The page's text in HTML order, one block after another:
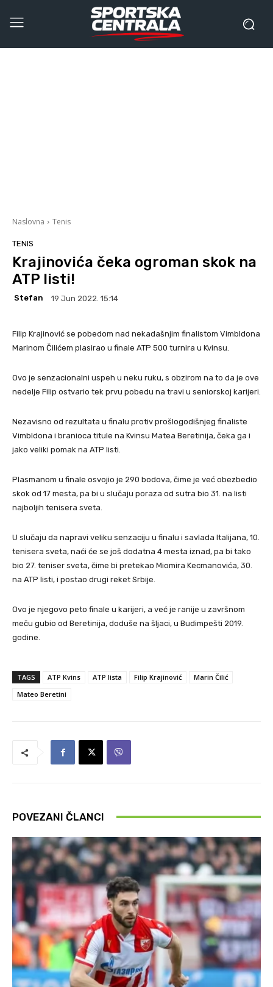
Naslovna Tenis
TENIS
Krajinovića čeka ogroman skok na
ATP listi!
Stefan 19 Jun 2022. 15:14
Filip Krajinović se pobedom nad nekadašnjim finalistom Vimbldona
Marinom Čilićem plasirao u finale ATP 500 turnira u Kvinsu.
Ovo je senzacionalni uspeh u neku ruku, s obzirom na to da je ove
nedelje Filip ostvario tek prvu pobedu na travi u seniorskoj karijeri.
Nezavisno od rezultata u finalu protiv prošlogodišnjeg finaliste
Vimbldona i branioca titule na Kvinsu Matea Beretinija, čeka ga i
jako veliki pomak na ATP listi.
Plasmanom u finale osvojio je 290 bodova, čime je već obezbedio
skok od 17 mesta, pa bi u slučaju poraza od sutra bio 31. na listi
najboljih tenisera sveta.
U slučaju da napravi veliku senzaciju u finalu i savlada Italijana, 10.
tenisera sveta, naći će se još dodatna 4 mesta iznad, pa bi tako
bio 27. teniser sveta, čime bi pretekao Miomira Kecmanovića, 30.
na ATP listi, i postao drugi reket Srbije.
Ovo je njegovo peto finale u karijeri, a već je ranije u završnom
meču gubio od Beretinija, doduše na šljaci, u Budimpešti 2019.
godine.
TAGS ATP Kvins ATP lista Filip Krajinović
Marin Čilić
Mateo Beretini
POVEZANI ČLANCI